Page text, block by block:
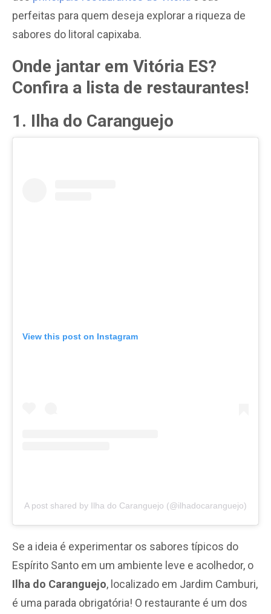
perfeitas para quem deseja explorar a riqueza de
sabores do litoral capixaba.
Onde jantar em Vitória ES?
Confira a lista de restaurantes!
1. Ilha do Caranguejo
View this post on Instagram
A post shared by Ilha do Caranguejo (@ilhadocaranguejo)
Se a ideia é experimentar os sabores típicos do
Espírito Santo em um ambiente leve e acolhedor, o
Ilha do Caranguejo, localizado em Jardim Camburi,
é uma parada obrigatória! O restaurante é um dos